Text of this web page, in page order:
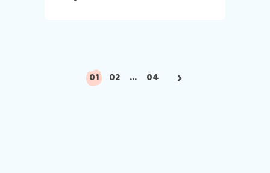
Paginación
01 02 … 04